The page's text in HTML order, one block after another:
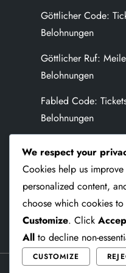
p
a
g
i
n
a
t
i
o
Göttlicher Code:
Belohnungen
Göttlicher Ruf:
Belohnungen
Fabled Code:
Belohnungen
Legendäre
Einzigartige
We respect your
Cookies help us
personalized content,
choose which cookies
Customize. Click
All to decline non-
CUSTOMIZE